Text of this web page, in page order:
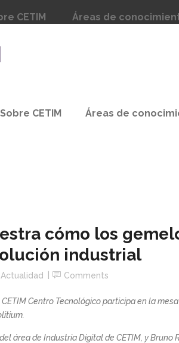
Sobre CETIM Áreas de
CETIM Áreas de
cómo los
industrial
Actualidad Comments
CETIM Centro Tecnológico participa en la
área de Industria Digital de CETIM, y